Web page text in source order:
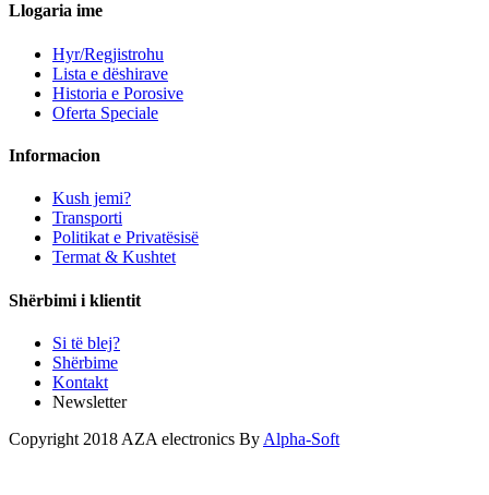
Llogaria ime
Hyr/Regjistrohu
Lista e dëshirave
Historia e Porosive
Oferta Speciale
Informacion
Kush jemi?
Transporti
Politikat e Privatësisë
Termat & Kushtet
Shërbimi i klientit
Si të blej?
Shërbime
Kontakt
Newsletter
Copyright 2018 AZA electronics By Alpha-Soft